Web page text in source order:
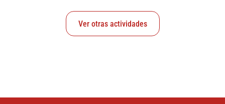
Ver otras actividades